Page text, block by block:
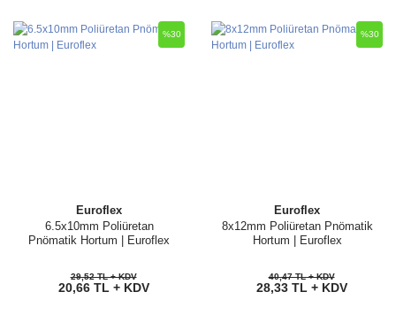
Euroflex
6.5x10mm Poliüretan
Pnömatik Hortum | Euroflex
%30
29,52 TL + KDV
20,66 TL + KDV
Euroflex
8x12mm Poliüretan Pnömatik
Hortum | Euroflex
%30
40,47 TL + KDV
28,33 TL + KDV